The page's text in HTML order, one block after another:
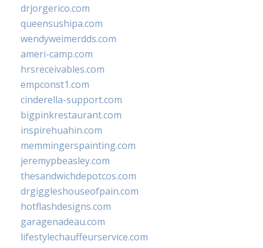
drjorgerico.com
queensushipa.com
wendyweimerdds.com
ameri-camp.com
hrsreceivables.com
empconst1.com
cinderella-support.com
bigpinkrestaurant.com
inspirehuahin.com
memmingerspainting.com
jeremypbeasley.com
thesandwichdepotcos.com
drgiggleshouseofpain.com
hotflashdesigns.com
garagenadeau.com
lifestylechauffeurservice.com